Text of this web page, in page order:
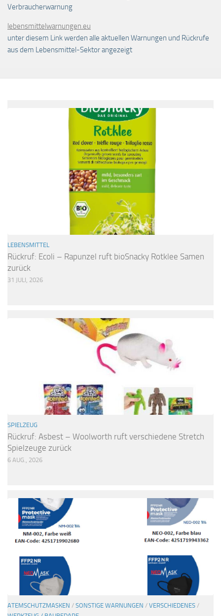
Verbraucherwarnung
lebensmittelwarnungen.eu
unter diesem Link werden alle aktuellen Warnungen und Rückrufe
aus dem Lebensmittel-Sektor angezeigt
LEBENSMITTEL
Rückruf: Ecoli – Rapunzel ruft bioSnacky Rotklee Samen
zurück
31 JULI, 2026
SPIELZEUG
Rückruf: Asbest – Woolworth ruft verschiedene Stretch
Spielzeuge zurück
6 AUG., 2026
ATEMSCHUTZMASKEN / SONSTIGE WARNUNGEN / VERSCHIEDENES /